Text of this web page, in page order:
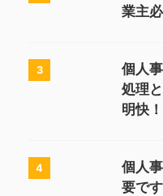
業主
3
個人
処理
明快！
4
個人
要で